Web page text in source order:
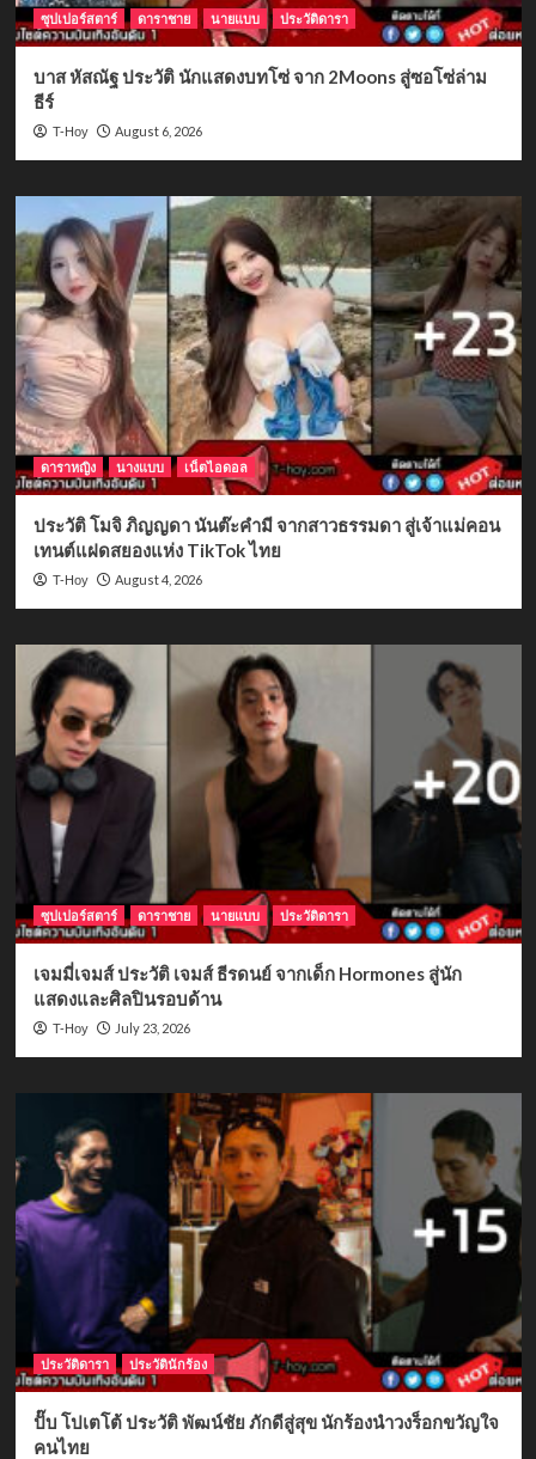
ซุปเปอร์สตาร์ ดาราชาย นายแบบ ประวัติดารา
บาส หัสณัฐ ประวัติ นักแสดงบทโซ่ จาก 2Moons สู่ซอโซ่ล่าม
ธีร์
T-Hoy August 6, 2026
ดาราหญิง นางแบบ เน็ตไอดอล
ประวัติ โมจิ ภิญญดา นันต๊ะคำมี จากสาวธรรมดา สู่เจ้าแม่คอน
เทนต์แฝดสยองแห่ง TikTok ไทย
T-Hoy August 4, 2026
ซุปเปอร์สตาร์ ดาราชาย นายแบบ ประวัติดารา
เจมมี่เจมส์ ประวัติ เจมส์ ธีรดนย์ จากเด็ก Hormones สู่นัก
แสดงและศิลปินรอบด้าน
T-Hoy July 23, 2026
ประวัติดารา ประวัตินักร้อง
ปั๊บ โปเตโต้ ประวัติ พัฒน์ชัย ภักดีสู่สุข นักร้องนำวงร็อกขวัญใจ
คนไทย